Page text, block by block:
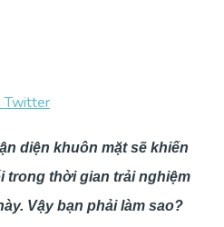
Twitter
diện khuôn mặt sẽ khiến
trong thời gian trải nghiệm
Vậy bạn phải làm sao?